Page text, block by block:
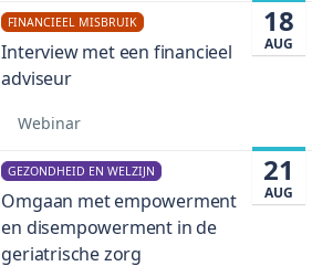
FINANCIEEL MISBRUIK
Interview met een financieel
adviseur
Webinar
18
AUG
GEZONDHEID EN WELZIJN
Omgaan met empowerment
en disempowerment in de
geriatrische zorg
21
AUG